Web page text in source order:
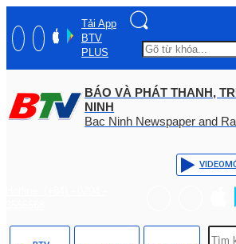
Tải App
BTV
PLUS
BÁO VÀ PHÁT THANH,
NINH
Bac Ninh Newspaper and
VIDEO